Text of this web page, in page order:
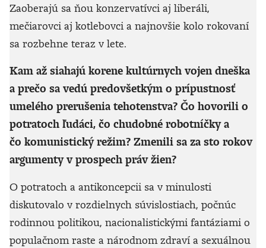
Zaoberajú sa ňou konzervatívci aj liberáli,
mečiarovci aj kotlebovci a najnovšie kolo rokovaní
sa rozbehne teraz v lete.
Kam až siahajú korene kultúrnych vojen dneška
a prečo sa vedú predovšetkým o prípustnosť
umelého prerušenia tehotenstva? Čo hovorili o
potratoch ľudáci, čo chudobné robotníčky a
čo komunistický režim? Zmenili sa za sto rokov
argumenty v prospech práv žien?
O potratoch a antikoncepcii sa v minulosti
diskutovalo v rozdielnych súvislostiach, počnúc
rodinnou politikou, nacionalistickými fantáziami o
populačnom raste a národnom zdraví a sexuálnou